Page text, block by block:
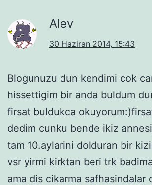
Alev
30 Haziran 2014, 15:43
Blogunuzu dun kendimi cok
hissettigim bir anda buldum
firsat buldukca
dedim cunku bende ikiz
tam 10.aylarini dolduran bir
vsr yirmi kirktan beri trk
ama dis cikarma safhasindalar